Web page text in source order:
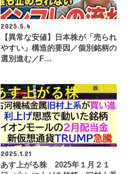
2025.5.4
【異常な安値】日本株が「売られ
やすい」構造的要因／個別銘柄の
選別進む／F…
株
2025.1.21
あす上がる株 2025年１月２１